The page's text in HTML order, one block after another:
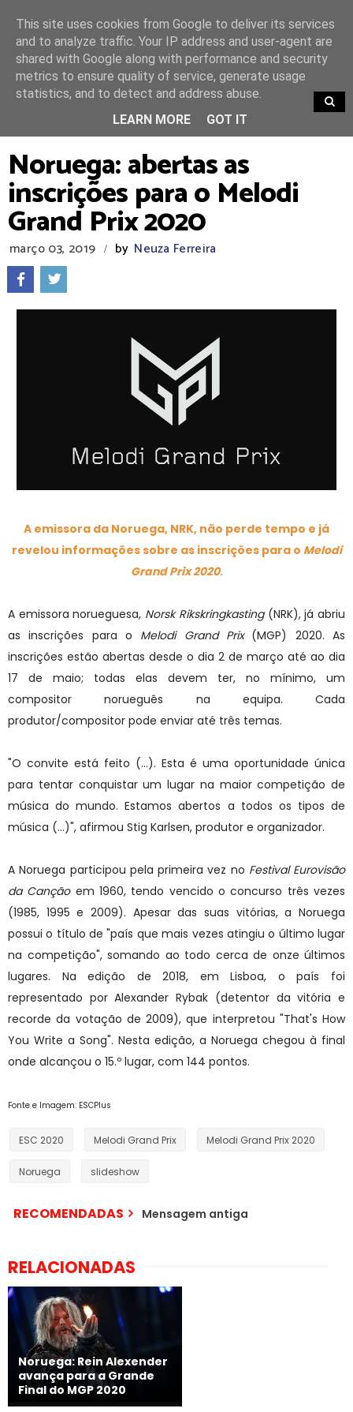
TRENDING
Noruega: abertas as
inscrições para o Melodi
Grand Prix 2020
março 03, 2019 / by Neuza Ferreira
A emissora da Noruega, NRK, não perde tempo e já
revelou informações sobre as inscrições para o Melodi
Grand Prix 2020.
A emissora norueguesa, Norsk Rikskringkasting(NRK), já abriu
as inscrições para o Melodi Grand Prix (MGP) 2020. As
inscrições estão abertas desde o dia 2 de março até ao dia
17 de maio; todas elas devem ter, no mínimo, um
compositor norueguês na equipa. Cada
produtor/compositor pode enviar até três temas.
"O convite está feito (...). Esta é uma oportunidade única
para tentar conquistar um lugar na maior competição de
música do mundo. Estamos abertos a todos os tipos de
música (...)", afirmou Stig Karlsen, produtor e organizador.
A Noruega participou pela primeira vez no Festival Eurovisão
da Cançãoem 1960, tendo vencido o concurso três vezes
(1985, 1995 e 2009). Apesar das suas vitórias, a Noruega
possui o título de "país que mais vezes atingiu o último lugar
na competição", somando ao todo cerca de onze últimos
lugares. Na edição de 2018, em Lisboa, o país foi
representado por Alexander Rybak (detentor da vitória e
recorde da votação de 2009), que interpretou "That's How
You Write a Song". Nesta edição, a Noruega chegou à final
onde alcançou o 15.º lugar, com 144 pontos.
Fonte e Imagem: ESCPlus
ESC 2020 Melodi Grand Prix Melodi Grand Prix 2020
Noruega slideshow
RECOMENDADAS Mensagem antiga
RELACIONADAS
Noruega: Rein Alexender
avança para a Grande
Final do MGP 2020
This site uses cookies from Google to deliver its services
and to analyze traffic. Your IP address and user-agent are
shared with Google along with performance and security
metrics to ensure quality of service, generate usage
statistics, and to detect and address abuse.
LEARN MORE
GOT IT